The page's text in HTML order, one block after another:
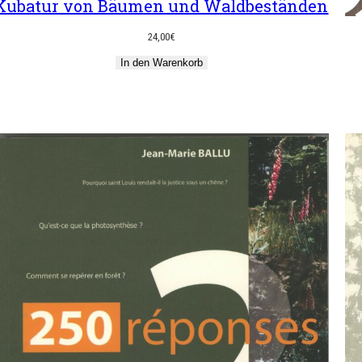
von Bäumen und Waldbeständen
24,00€
In den Warenkorb